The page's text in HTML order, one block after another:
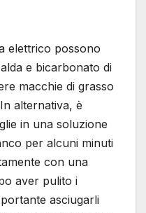
elettrico possono
e bicarbonato di
macchie di grasso
alternativa, è
in una soluzione
per alcuni minuti
con una
aver pulito i
asciugarli